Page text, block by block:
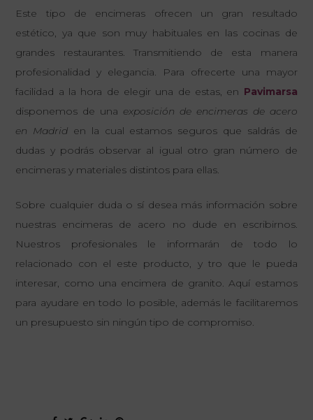
Este tipo de encimeras ofrecen un gran resultado
estético, ya que son muy habituales en las cocinas de
grandes restaurantes. Transmitiendo de esta manera
profesionalidad y elegancia. Para ofrecerte una mayor
facilidad a la hora de elegir una de estas, en Pavimarsa
disponemos de una exposición de encimeras de acero
en Madrid en la cual estamos seguros que saldrás de
dudas y podrás observar al igual otro gran número de
encimeras y materiales distintos para ellas.
Sobre cualquier duda o sí desea más información sobre
nuestras encimeras de acero no dude en escribirnos.
Nuestros profesionales le informarán de todo lo
relacionado con el este producto, y tro que le pueda
interesar, como una encimera de granito. Aquí estamos
para ayudare en todo lo posible, además le facilitaremos
un presupuesto sin ningún tipo de compromiso.